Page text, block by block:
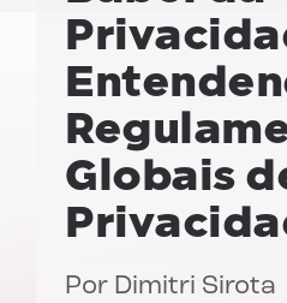
Globais
Por Dimitri Sirota